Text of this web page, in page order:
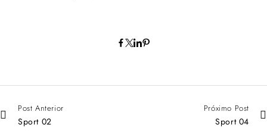
Post Anterior
Sport 02
Próximo Post
Sport 04